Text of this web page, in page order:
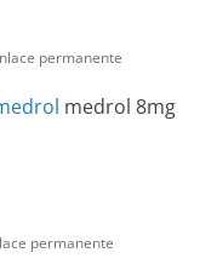
permanente
medrol 8mg
permanente